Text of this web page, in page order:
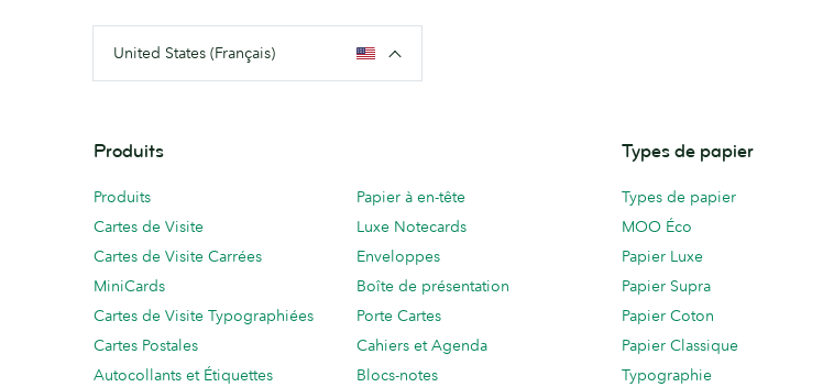
United States (Français)
Produits
Produits
Cartes de Visite
Cartes de Visite Carrées
MiniCards
Cartes de Visite Typographiées
Cartes Postales
Autocollants et Étiquettes
Papier à en-tête
Luxe Notecards
Enveloppes
Boîte de présentation
Porte Cartes
Cahiers et Agenda
Blocs-notes
Types de papier
Types de papier
MOO Éco
Papier Luxe
Papier Supra
Papier Coton
Papier Classique
Typographie